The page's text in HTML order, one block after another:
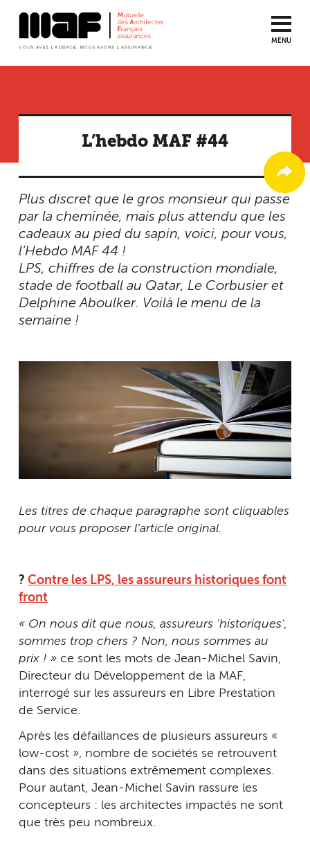
MENU
L’hebdo MAF #44
Plus discret que le gros monsieur qui passe
par la cheminée, mais plus attendu que les
cadeaux au pied du sapin, voici, pour vous,
l’Hebdo MAF 44 !
LPS, chiffres de la construction mondiale,
stade de football au Qatar, Le Corbusier et
Delphine Aboulker. Voilà le menu de la
semaine !
Les titres de chaque paragraphe sont cliquables
pour vous proposer l’article original.
? Contre les LPS, les assureurs historiques font
front
« On nous dit que nous, assureurs 'historiques',
sommes trop chers ? Non, nous sommes au
prix ! » ce sont les mots de Jean-Michel Savin,
Directeur du Développement de la MAF,
interrogé sur les assureurs en Libre Prestation
de Service.
Après les défaillances de plusieurs assureurs «
low-cost », nombre de sociétés se retrouvent
dans des situations extrêmement complexes.
Pour autant, Jean-Michel Savin rassure les
concepteurs : les architectes impactés ne sont
que très peu nombreux.